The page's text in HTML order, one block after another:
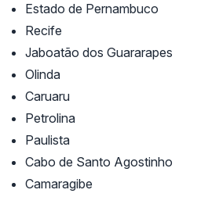
Estado de Pernambuco
Recife
Jaboatão dos Guararapes
Olinda
Caruaru
Petrolina
Paulista
Cabo de Santo Agostinho
Camaragibe